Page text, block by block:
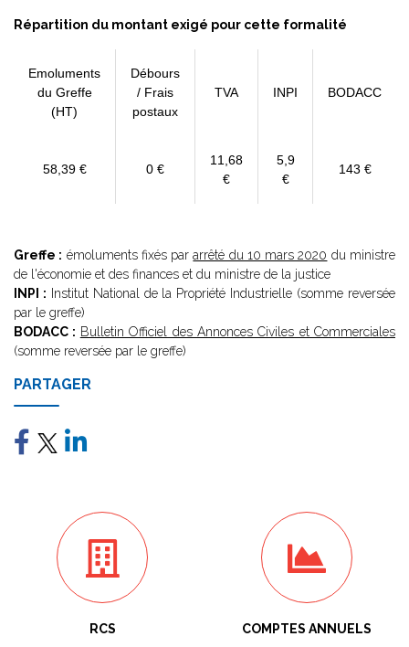
Répartition du montant exigé pour cette formalité
Emoluments
du Greffe
(HT)
Débours
/ Frais
postaux
TVA INPI BODACC
58,39 € 0 €
11,68
€
5,9
€
143 €
Greffe : émoluments fixés pararrêté du 10 mars 2020 du ministre
de l'économie et des finances et du ministre de la justice
INPI : Institut National de la Propriété Industrielle (somme reversée
par le greffe)
BODACC : Bulletin Officiel des Annonces Civiles et Commerciales
(somme reversée par le greffe)
PARTAGER
RCS COMPTES ANNUELS